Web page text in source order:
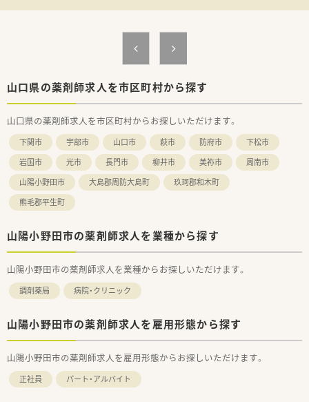
すことで、機械にはできない、患者様とのコミュニケ―ションや
おります。※水剤分注機、錠剤散剤自動分包機、全自動錠剤分包
機、全自動散剤分包機、軟膏自動調剤機
■「子育てサポート企業」の証として「くるみんマーク」認定を取
得しております。
得日数1人あたり11日、月1回ノー残業デーを設けております。
■福利厚生の一環としてOTC社員割引制度を設けております。
■日本外来小児科学会や日本薬剤師会学術大会など参加実績も
ございます。研修会としては、薬剤師会研修会・WEBセミナー（メ
ーカー等）・医療安全対策研修（会社全体または店舗で実施）健康
フェア（春と秋に開催）なども行っております。
■普段直接会う機会のないスタッフの交流の場として1年に1
回、全店舗が集まって社内イベントを開催しています。
＜こんな方にもおすすめ＞
山口県の薬剤師求人を市区町村から探す
山口県の薬剤師求人を市区町村からお探しいただけます。
下関市 宇部市 山口市 萩市 防府市
下松市
岩国市
光市 長門市 柳井市 美祢市
周南市
山陽小野田市
大島郡周防大島町
玖珂郡和木町
熊毛郡平生町
山陽小野田市の薬剤師求人を業種から探す
山陽小野田市の薬剤師求人を業種からお探しいただけます。
調剤薬局 病院・クリニック
山陽小野田市の薬剤師求人を雇用形態から探す
山陽小野田市の薬剤師求人を雇用形態からお探しいただけます。
正社員 パート・アルバイト